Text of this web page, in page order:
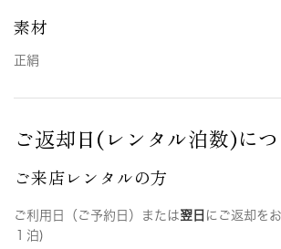
素材
正絹
ご返却日(レンタル泊数)に
ご来店レンタルの方
ご利用日（ご予約日）または翌日 にご返却を
１泊)